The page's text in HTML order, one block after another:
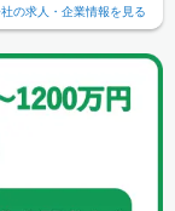
の求人・企業情報を見る